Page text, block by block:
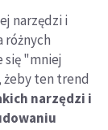
narzędzi i
różnych
się "mniej
ten trend
narzędzi i